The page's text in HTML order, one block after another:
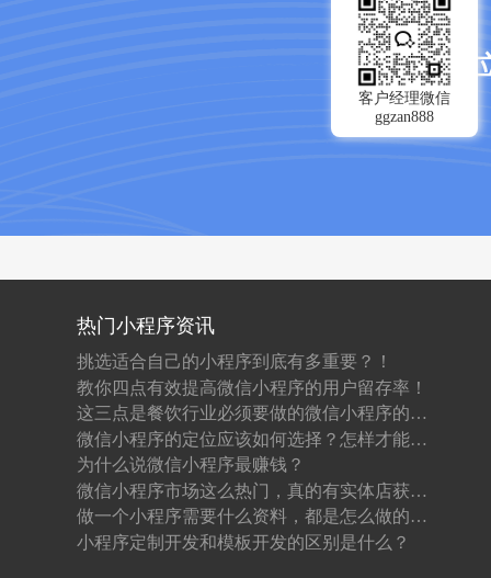
客户经理微信
ggzan888
热门小程序资讯
挑选适合自己的小程序到底有多重要？！
教你四点有效提高微信小程序的用户留存率！
这三点是餐饮行业必须要做的微信小程序的原因！
微信小程序的定位应该如何选择？怎样才能做到吸粉？
为什么说微信小程序最赚钱？
微信小程序市场这么热门，真的有实体店获利吗？
做一个小程序需要什么资料，都是怎么做的，一般需要多少钱呢？
小程序定制开发和模板开发的区别是什么？